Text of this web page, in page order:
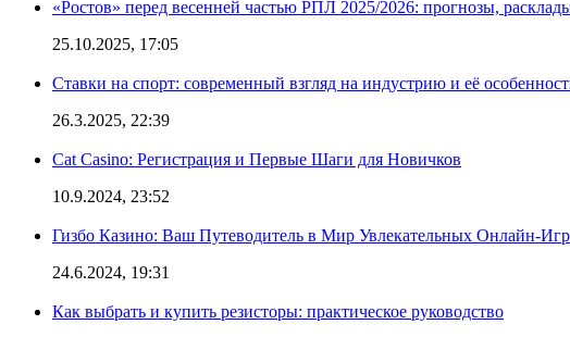
«Ростов» перед весенней частью РПЛ 2025/2026: прогнозы,
25.10.2025, 17:05
Ставки на спорт: современный взгляд на индустрию и её
26.3.2025, 22:39
Cat Casino: Регистрация и Первые Шаги для Новичков
10.9.2024, 23:52
Гизбо Казино: Ваш Путеводитель в Мир Увлекательных Онлайн-
24.6.2024, 19:31
Как выбрать и купить резисторы: практическое руководство